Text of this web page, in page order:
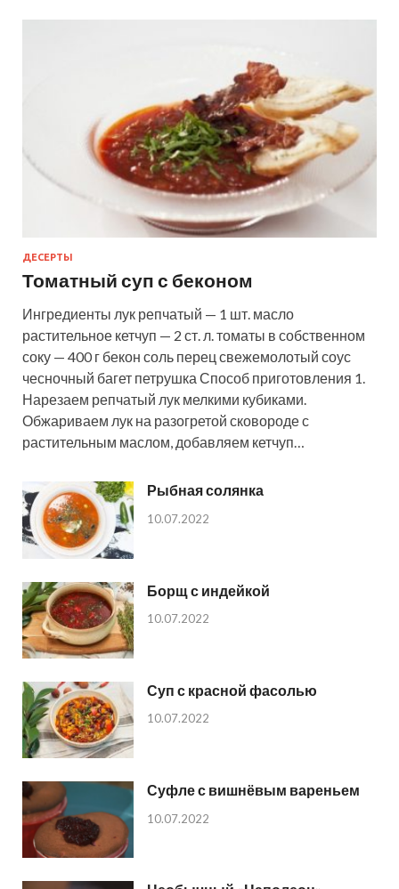
ДЕСЕРТЫ
Томатный суп с беконом
Ингредиенты лук репчатый — 1 шт. масло
растительное кетчуп — 2 ст. л. томаты в собственном
соку — 400 г бекон соль перец свежемолотый соус
чесночный багет петрушка Способ приготовления 1.
Нарезаем репчатый лук мелкими кубиками.
Обжариваем лук на разогретой сковороде с
растительным маслом, добавляем кетчуп…
Рыбная солянка
10.07.2022
Борщ с индейкой
10.07.2022
Суп с красной фасолью
10.07.2022
Суфле с вишнёвым вареньем
10.07.2022